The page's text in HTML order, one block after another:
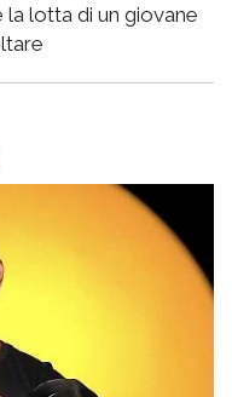
lotta di un giovane